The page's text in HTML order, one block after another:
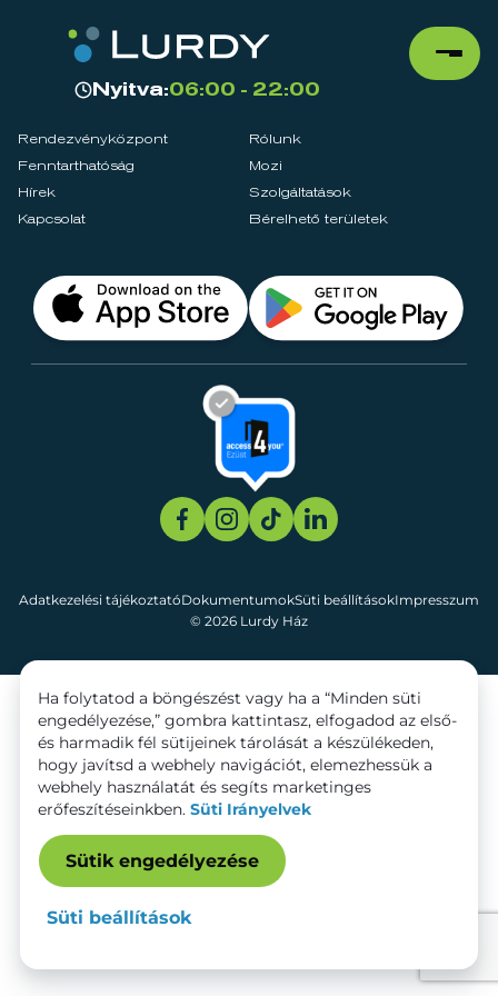
Nyitva:06:00 - 22:00
Rendezvényközpont
Rólunk
Fenntarthatóság
Mozi
Hírek
Szolgáltatások
Kapcsolat
Bérelhető területek
© 2026 Lurdy Ház
Adatkezelési tájékoztatóDokumentumokSüti beállításokImpresszum
Ha folytatod a böngészést vagy ha a “Minden süti
engedélyezése,” gombra kattintasz, elfogadod az első-
és harmadik fél sütijeinek tárolását a készülékeden,
hogy javítsd a webhely navigációt, elemezhessük a
webhely használatát és segíts marketinges
erőfeszítéseinkben. Süti Irányelvek
Sütik engedélyezése
Süti beállítások